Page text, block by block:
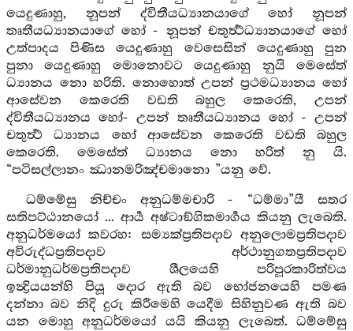
යෙදුණාහු, නූපන් ද්විතීයධ්‍යානයාගේ හෝ නූපන්
තෘතීයධ්‍යානයාගේ හෝ - නූපන් චතුර්‍ත්‍ථධ්‍යානයාගේ හෝ
උත්පාදය පිණිස යෙදුණාහු වෙසෙසින් යෙදුණාහු පුන
පුනා යෙදුණාහු මොනොවට යෙදුණාහු නුයි මෙසේත්
ධ්‍යානය නො හරිති. නොහොත් උපන් ප්‍රථමධ්‍යානය හෝ
ආසේවන කෙරෙති වඩති බහුල කෙරෙති, උපන්
ද්විතීයධ්‍යානය හෝ- උපන් තෘතීයධ්‍යානය හෝ - උපන්
චතුර්‍ත්‍ථ ධ්‍යානය හෝ ආසේවන කෙරෙති වඩති බහුල
කෙරෙති. මෙසේත් ධ්‍යානය නො හරිත් නු යි.
“පටිසල්ලානං ඣානමරිඤ්චමානො ”යනු වේ.
ධම්මේසු නිච්චං අනුධම්මචාරි - “ධම්මා”යී සතර
සතිපට්ඨානයෝ ... ආර්‍ය අෂ්ටාඞ්ගිකමාර්‍ගය කියනු ලැබෙති.
අනුධර්මයෝ කවරහ: සම්‍යක්ප්‍රතිපදාව අනුලොමප්‍රතිපදාව
අවිරුද්ධප්‍රතිපදාව අර්ථානුගතප්‍රතිපදාව
ධර්මානුධර්මප්‍රතිපදාව ශීලයෙහි පරිපූරකාරිත්වය
ඉන්‍ද්‍රියයන්හි පියූ දොර ඇති බව භෝජනයෙහි පමණ
දන්නා බව නිදි දුරු කිරීමෙහි යෙදීම සිහිනුවණ ඇති බව
යන මොහු අනුධර්මයෝ යයි කියනු ලැබෙත්. ධම්මේසු